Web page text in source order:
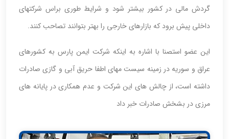
گردش مالی در کشور بیشتر شود و شرایط طوری براس شرکتهای
داخلی پیش برود که بازارهای خارجی را بهتر بتوانند تصاحب کنند.
این عضو استصنا با اشاره به اینکه شرکت ایمن پارس به کشورهای
عراق و سوریه در زمینه سیست مهای اطفا حریق آبی و گازی صادرات
داشته است، از چالش های این شرکت و عدم همکاری در پایانه های
مرزی در بشخش صادرات خبر داد